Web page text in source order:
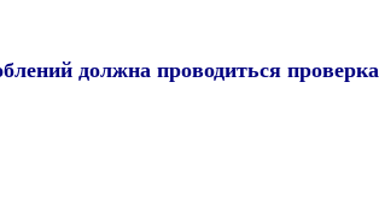
должна проводиться